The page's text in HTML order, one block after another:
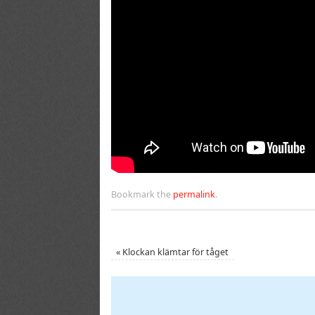
Bookmark the permalink.
« Klockan klämtar för tåget